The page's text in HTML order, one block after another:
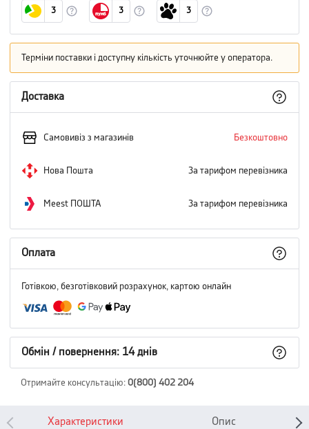
3 3 3
Терміни поставки і доступну кількість уточнюйте у оператора.
Доставка
Самовивіз з магазинів Безкоштовно
Нова Пошта За тарифом перевізника
Meest ПОШТА За тарифом перевізника
Оплата
Готівкою, безготівковий розрахунок, картою онлайн
Обмін / повернення: 14 днів
Отримайте консультацію: 0(800) 402 204
Характеристики Опис